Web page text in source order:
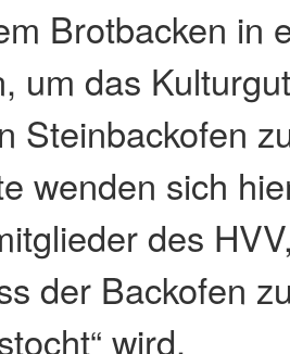
Brotbacken in
um das
Steinbackofen
wenden sich
des
der Backofen
wird.